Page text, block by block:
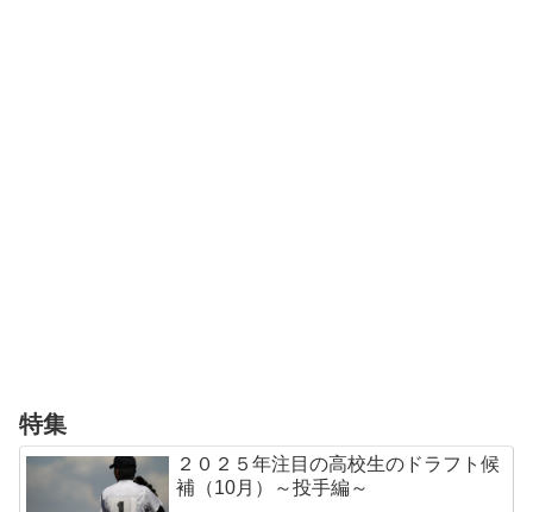
特集
２０２５年注目の高校生のドラフト候
補（10月）～投手編～